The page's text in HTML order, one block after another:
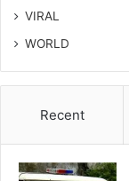
VIRAL
WORLD
Recent